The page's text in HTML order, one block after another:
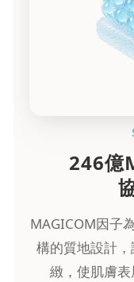
246億
MAGICOM因子
構的質地設計
緻，使肌膚表